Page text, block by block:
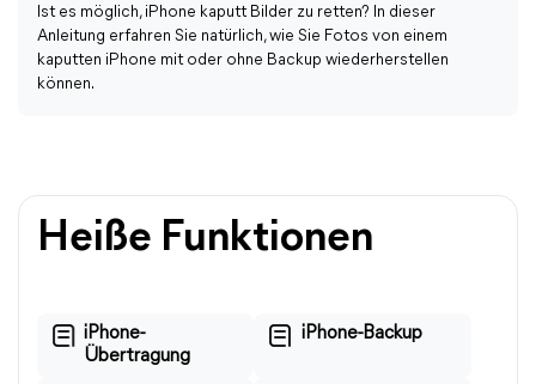
Ist es möglich, iPhone kaputt Bilder zu retten? In dieser
Anleitung erfahren Sie natürlich, wie Sie Fotos von einem
kaputten iPhone mit oder ohne Backup wiederherstellen
können.
Heiße Funktionen
iPhone-
Übertragung
iPhone-Backup